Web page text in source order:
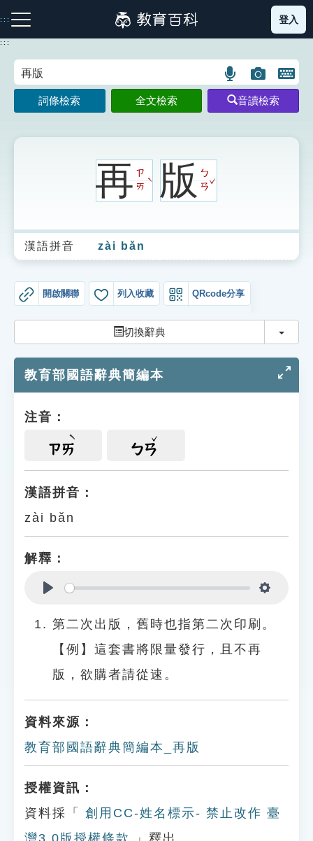
到
主
:::
注音索引圖示 筆畫索引圖示 部首索引表圖示
生字詞彙表
成語故事
索引選單
單字索引
遊戲專區
貓頭鷹博士
登入
:::
語
言
搜
圖
片
搜
開
鍵
圖
詞條檢索 全文檢索 音讀檢索
再ㄗ
ㄞ
ˋ 版ㄅ
ㄢ
ˇ
漢語拼音 zài bǎn
開啟關聯 列入收藏 QRcode分享
切換辭典 切換
教育部國語辭典簡編本
注音：
ㄗㄞ ㄅㄢ
漢語拼音：
zài bǎn
解釋：
第二次出版，舊時也指第二次印刷。
【例】這套書將限量發行，且不再
版，欲購者請從速。
資料來源：
教育部國語辭典簡編本_再版
授權資訊：
資料採「
創用CC-姓名標示- 禁止改作 臺
灣3.0版授權條款
」釋出